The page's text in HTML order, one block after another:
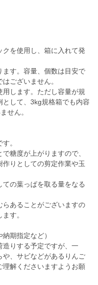
を使用し、箱に入れて発
す。容量、個数は目安で
ございません。
します。ただし容量が規
して、3kg規格箱でも内容
せん。
。
糖度が上がりますので、
りとしての剪定作業や玉
の葉っぱを取る量をなる
らあることがございますの
す。
期指定など）
りする予定ですが、一
、サビなどがあるりんご
理解くださいますようお願